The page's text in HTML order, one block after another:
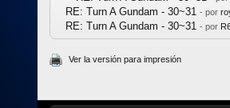
RE: Turn A Gundam - 30~31 - por
RE: Turn A Gundam - 30~31 - por
Ver la versión para impresión